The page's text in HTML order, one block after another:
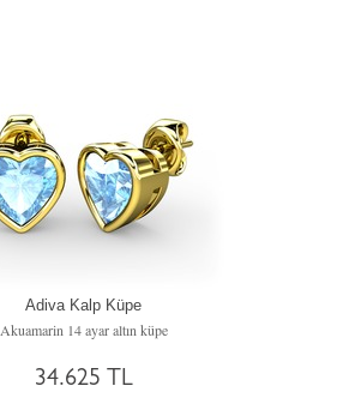
Adiva Kalp Küpe
Akuamarin 14 ayar altın küpe
34.625 TL